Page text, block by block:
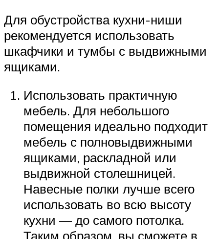
Для обустройства кухни-ниши
рекомендуется использовать
шкафчики и тумбы с выдвижными
ящиками.
Использовать практичную
мебель. Для небольшого
помещения идеально подходит
мебель с полновыдвижными
ящиками, раскладной или
выдвижной столешницей.
Навесные полки лучше всего
использовать во всю высоту
кухни — до самого потолка.
Таким образом, вы сможете в